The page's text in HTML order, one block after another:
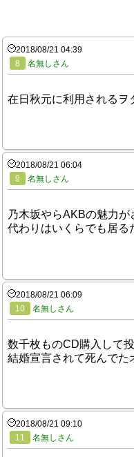
2018/08/21 04:39
8
名無しさん
在日秋元に利用されるヲ
2018/08/21 06:04
9
名無しさん
乃木坂やらAKBの魅力が
代わりはいくらでも居る
2018/08/21 06:09
10
名無しさん
数千枚ものCD購入して
結婚宣言されて死んでた
2018/08/21 09:10
11
名無しさん